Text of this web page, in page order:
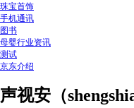
珠宝首饰
手机通讯
图书
母婴行业资讯
测试
京东介绍
声视安（